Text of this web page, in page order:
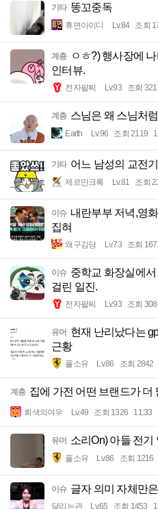
기타 똥꼬중독
휴면아이디 Lv.84 조회
계층
ㅇㅎ?) 행사장에
인터뷰.
전자팔찌 Lv.93 조회
계층 스님은 왜 스님처
Earth Lv.96 조회 2119
기타 어느 남성의 교전
제르만크록 Lv.81 조회
이슈 내란부부 저녁,영
집혀
왜구김당 Lv.73 조회
이슈 중학교 화장실에
걸린 일진.
전자팔찌 Lv.93 조회
유머 현재 난리났다는
근황
풀소유 Lv.86 조회 2842
계층 집에 가전 어떤 브랜드가 더
회색의여우 Lv.49 조회 1326 11:33
유머 소리On) 아들 전기
풀소유 Lv.86 조회 1216
이슈 글자 의미 자체만
달리는관 Lv.65 조회 1453